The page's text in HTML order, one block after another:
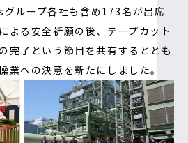
ループ各社も含め173名が出席
よる安全祈願の後、テープカット
完了という節目を共有するととも
業への決意を新たにしました。